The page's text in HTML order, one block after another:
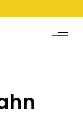
AM 22.